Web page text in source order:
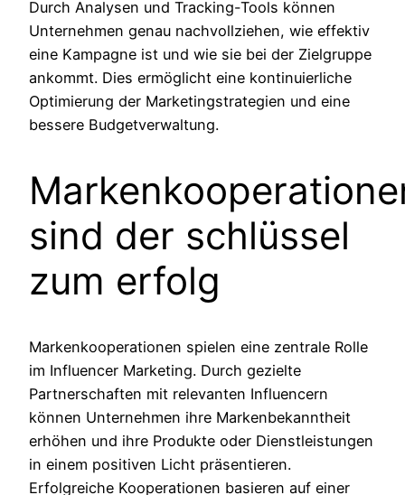
Durch Analysen und Tracking-Tools können
Unternehmen genau nachvollziehen, wie effektiv
eine Kampagne ist und wie sie bei der Zielgruppe
ankommt. Dies ermöglicht eine kontinuierliche
Optimierung der Marketingstrategien und eine
bessere Budgetverwaltung.
sind der schlüssel
zum erfolg
Markenkooperationen spielen eine zentrale Rolle
im Influencer Marketing. Durch gezielte
Partnerschaften mit relevanten Influencern
können Unternehmen ihre Markenbekanntheit
erhöhen und ihre Produkte oder Dienstleistungen
in einem positiven Licht präsentieren.
Erfolgreiche Kooperationen basieren auf einer